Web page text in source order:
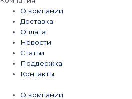
О компании
Доставка
Оплата
Новости
Статьи
Поддержка
Контакты
О компании